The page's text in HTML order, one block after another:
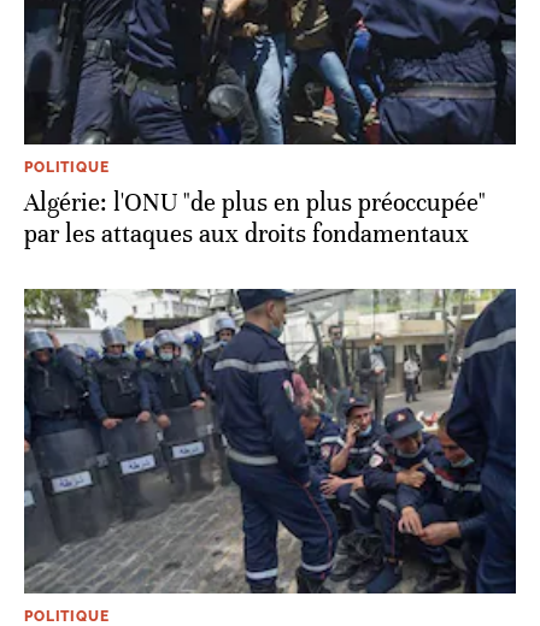
POLITIQUE
Algérie: l'ONU "de plus en plus préoccupée"
par les attaques aux droits fondamentaux
POLITIQUE